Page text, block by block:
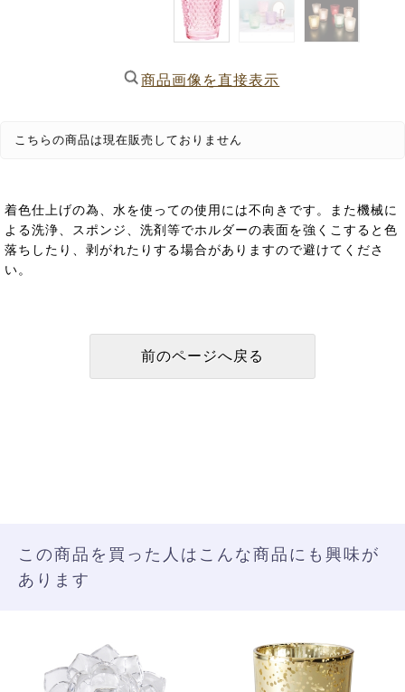
商品画像を直接表示
こちらの商品は現在販売しておりません
着色仕上げの為、水を使っての使用には不向きです。また機械に
よる洗浄、スポンジ、洗剤等でホルダーの表面を強くこすると色
落ちしたり、剥がれたりする場合がありますので避けてくださ
い。
この商品を買った人はこんな商品にも興味が
あります